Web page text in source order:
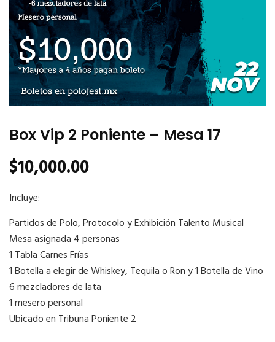
Box Vip 2 Poniente – Mesa 17
$10,000.00
Incluye:
Partidos de Polo, Protocolo y Exhibición Talento Musical
Mesa asignada 4 personas
1 Tabla Carnes Frías
1 Botella a elegir de Whiskey, Tequila o Ron y 1 Botella de Vino
6 mezcladores de lata
1 mesero personal
Ubicado en Tribuna Poniente 2